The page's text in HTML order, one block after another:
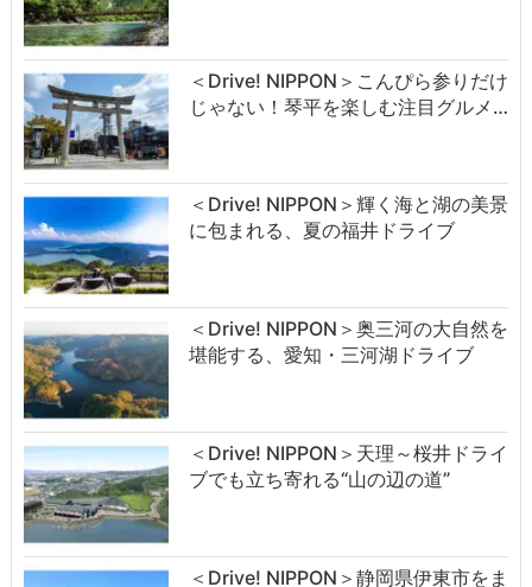
＜Drive! NIPPON＞こんぴら参りだけ
じゃない！琴平を楽しむ注目グルメ…
＜Drive! NIPPON＞輝く海と湖の美景
に包まれる、夏の福井ドライブ
＜Drive! NIPPON＞奥三河の大自然を
堪能する、愛知・三河湖ドライブ
＜Drive! NIPPON＞天理～桜井ドライ
ブでも立ち寄れる“山の辺の道”
＜Drive! NIPPON＞静岡県伊東市をま